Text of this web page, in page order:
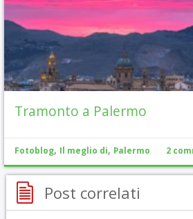
Tramonto a Palermo
Fotoblog, Il meglio di, Palermo 2
Post correlati